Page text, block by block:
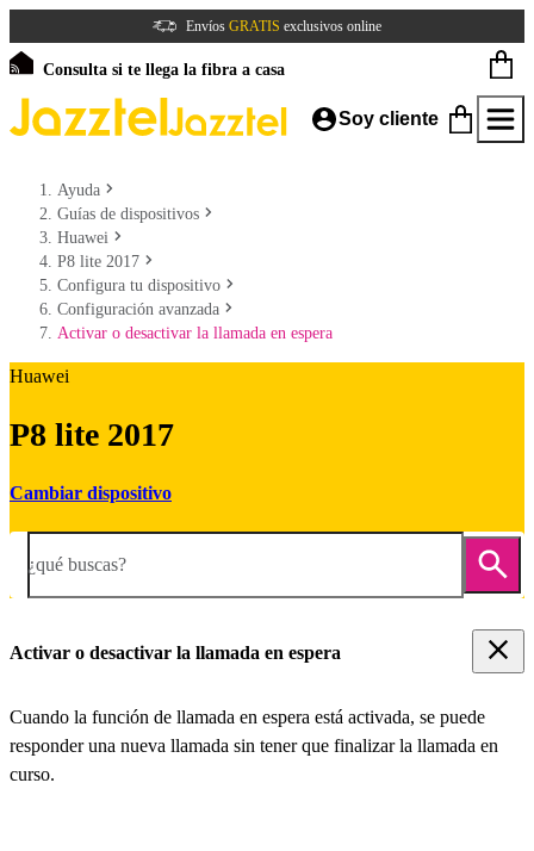
Envíos GRATIS exclusivos online
Consulta si te llega la fibra a casa
Soy cliente
Ayuda
Guías de dispositivos
Huawei
P8 lite 2017
Configura tu dispositivo
Configuración avanzada
Activar o desactivar la llamada en espera
Huawei
P8 lite 2017
Cambiar dispositivo
¿qué buscas?
Activar o desactivar la llamada en espera
Cuando la función de llamada en espera está activada, se puede
responder una nueva llamada sin tener que finalizar la llamada en
curso.